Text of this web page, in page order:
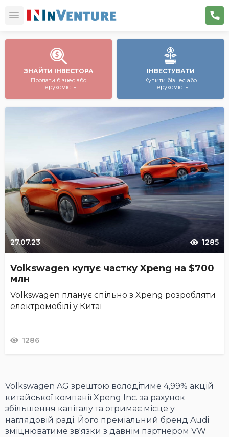
ЗНАЙТИ ІНВЕСТОРА
Продати бізнес або
нерухомість
ІНВЕСТУВАТИ
Купити бізнес або
нерухомість
27.07.23 1285
Volkswagen купує частку Xpeng на $700
млн
Volkswagen планує спільно з Xpeng розробляти
електромобілі у Китаї
1286
Volkswagen AG зрештою володітиме 4,99% акцій
китайської компанії Xpeng Inc. за рахунок
збільшення капіталу та отримає місце у
наглядовій раді. Його преміальний бренд Audi
зміцнюватиме зв'язки з давнім партнером VW